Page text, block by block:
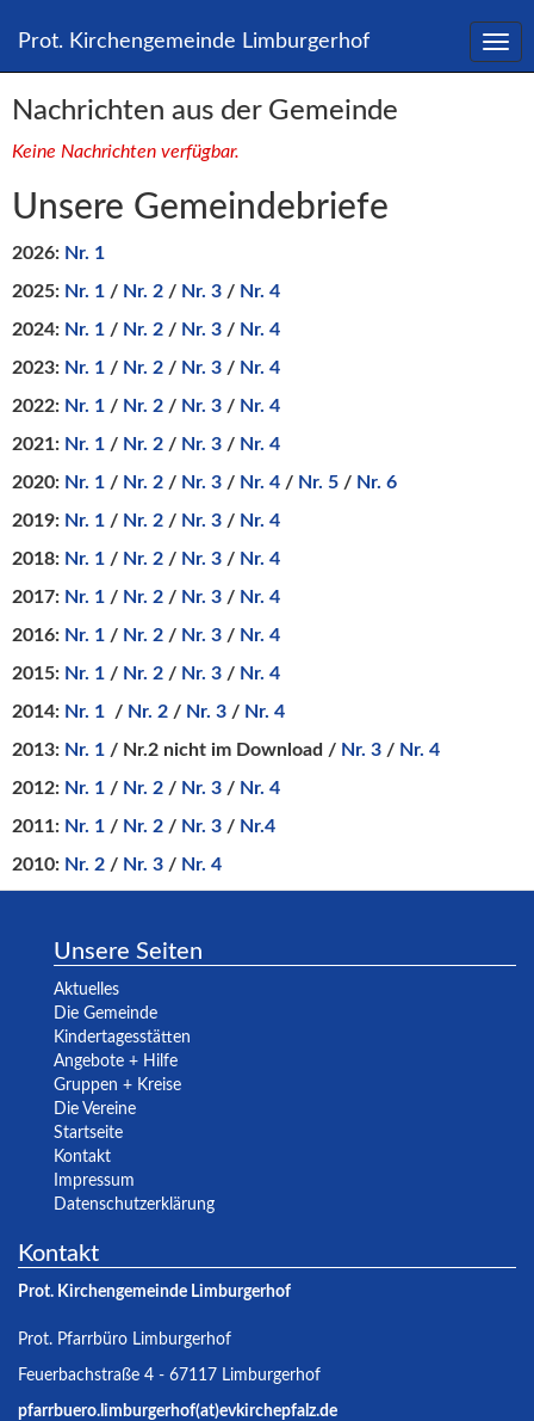
Prot. Kirchengemeinde Limburgerhof
zum
Nachrichten aus der Gemeinde
Keine Nachrichten verfügbar.
Unsere Gemeindebriefe
2026: Nr. 1
2025: Nr. 1 / Nr. 2 / Nr. 3 / Nr. 4
2024: Nr. 1 / Nr. 2 / Nr. 3 / Nr. 4
2023: Nr. 1 / Nr. 2 / Nr. 3 / Nr. 4
2022: Nr. 1 / Nr. 2 / Nr. 3 / Nr. 4
2021: Nr. 1 / Nr. 2 / Nr. 3 / Nr. 4
2020: Nr. 1 / Nr. 2 / Nr. 3 / Nr. 4 / Nr. 5 / Nr. 6
2019: Nr. 1 / Nr. 2 / Nr. 3 / Nr. 4
2018: Nr. 1 / Nr. 2 / Nr. 3 / Nr. 4
2017: Nr. 1 / Nr. 2 / Nr. 3 / Nr. 4
2016: Nr. 1 / Nr. 2 / Nr. 3 / Nr. 4
2015: Nr. 1 / Nr. 2 / Nr. 3 / Nr. 4
2014: Nr. 1 / Nr. 2 / Nr. 3 / Nr. 4
2013: Nr. 1 / Nr.2 nicht im Download / Nr. 3 / Nr. 4
2012: Nr. 1 / Nr. 2 / Nr. 3 / Nr. 4
2011: Nr. 1 / Nr. 2 / Nr. 3 / Nr.4
2010: Nr. 2 / Nr. 3 / Nr. 4
Unsere Seiten
Aktuelles
Die Gemeinde
Kindertagesstätten
Angebote + Hilfe
Gruppen + Kreise
Die Vereine
Startseite
Kontakt
Impressum
Datenschutzerklärung
Kontakt
Prot. Kirchengemeinde Limburgerhof
Prot. Pfarrbüro Limburgerhof
Feuerbachstraße 4 - 67117 Limburgerhof
pfarrbuero.limburgerhof(at)evkirchepfalz.de